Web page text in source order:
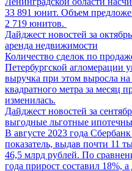
33 891 юнит. Объем
2 719 юнитов.
Дайджест новостей за
аренда недвижимости
Количество сделок по
Петербургской агломерации
выручка при этом выросла
квадратного метра за месяц
изменилась.
Дайджест новостей за
выгодные льготные
В августе 2023 года
показатель, выдав почти 11
46,5 млрд рублей. По
года прирост составил